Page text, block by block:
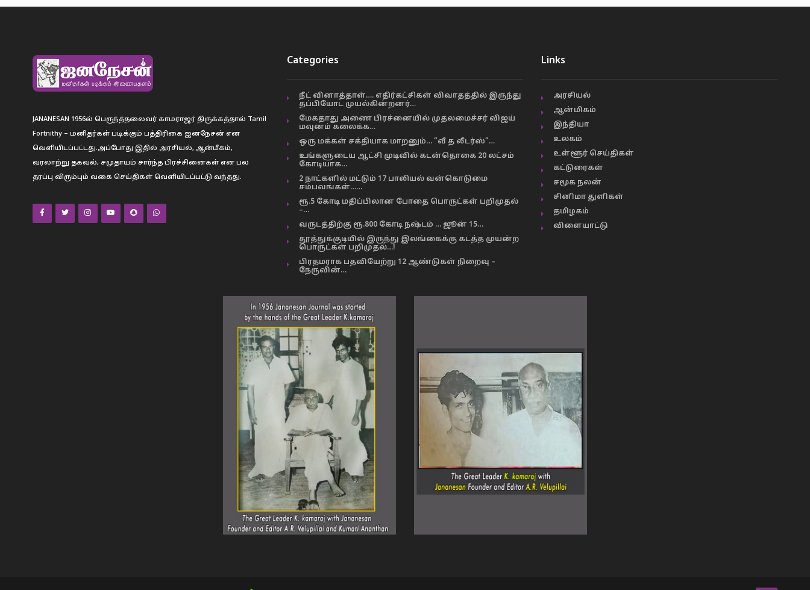
JANANESAN 1956ல் பெருந்த்தலைவர் காமராஜர் திருக்கத்தால் Tamil
Fortnithy – மனிதர்கள் படிக்கும் பத்திரிகை ஐனநேசன் என
வெளியிடப்பட்டது.அப்போது இதில் அரசியல், ஆன்மீகம்,
வரலாற்று தகவல், சமுதாயம் சார்ந்த பிரச்சினைகள் என பல
தரப்பு விரும்பும் வகை செய்திகள் வெளியிடப்பட்டு வந்தது.
Categories
நீட் வினாத்தாள்…. எதிர்கட்சிகள் விவாதத்தில் இருந்து
தப்பியோட முயல்கின்றனர்…
மேகதாது அணை பிரச்னையில் முதலமைச்சர் விஜய்
மவுனம் கலைக்க…
ஒரு மக்கள் சக்தியாக மாறனும்… “வீ த லீடர்ஸ்”…
உங்களுடைய ஆட்சி முடிவில் கடன்தொகை 20 லட்சம்
கோடியாக…
2 நாட்களில் மட்டும் 17 பாலியல் வன்கொடுமை
சம்பவங்கள்……
ரூ.5 கோடி மதிப்பிலான போதை பொருட்கள் பறிமுதல்
–…
வருடத்திற்கு ரூ.800 கோடி நஷ்டம் … ஜூன் 15…
தூத்துக்குடியில் இருந்து இலங்கைக்கு கடத்த முயன்ற
பொருட்கள் பறிமுதல்…!
பிரதமராக பதவியேற்று 12 ஆண்டுகள் நிறைவு –
நேருவின்…
Links
அரசியல்
ஆன்மிகம்
இந்தியா
உலகம்
உள்ளூர் செய்திகள்
கட்டுரைகள்
சமூக நலன்
சினிமா துளிகள்
தமிழகம்
விளையாட்டு